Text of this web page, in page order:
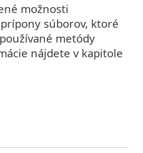
možnosti
súborov, ktoré
metódy
nájdete v kapitole